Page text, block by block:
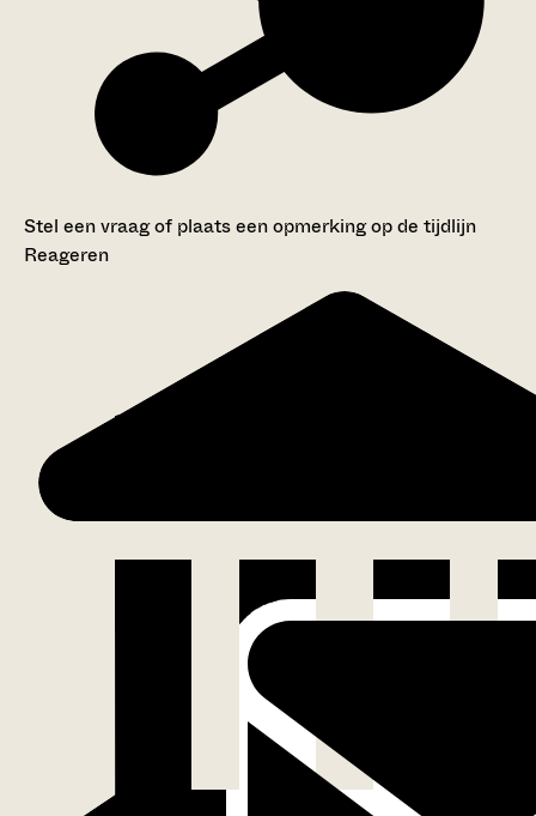
Stel een vraag of plaats een opmerking op de tijdlijn
Reageren